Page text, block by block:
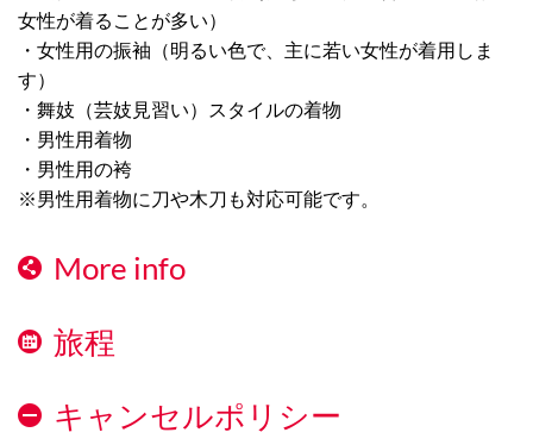
女性が着ることが多い）
・女性用の振袖（明るい色で、主に若い女性が着用しま
す）
・舞妓（芸妓見習い）スタイルの着物
・男性用着物
・男性用の袴
※男性用着物に刀や木刀も対応可能です。
More info
旅程
キャンセルポリシー